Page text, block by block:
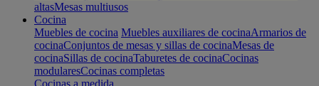
altasMesas multiusos
Cocina
Muebles de cocina Muebles auxiliares de cocinaArmarios de
cocinaConjuntos de mesas y sillas de cocinaMesas de
cocinaSillas de cocinaTaburetes de cocinaCocinas
modularesCocinas completas
Cocinas a medida